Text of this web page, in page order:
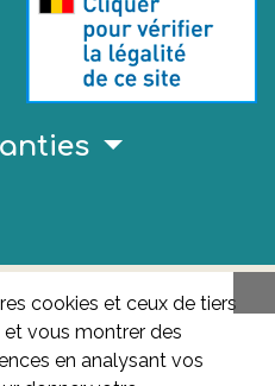
cookies et ceux de tiers
vous montrer des
en analysant vos